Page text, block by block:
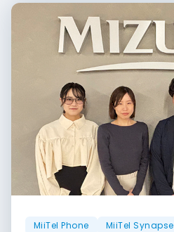
MiiTel Phone MiiTel Synapse